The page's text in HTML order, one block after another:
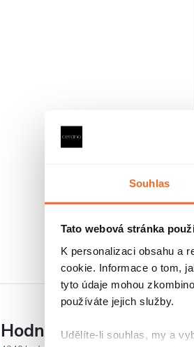
Souhlas
Tato webová stránka
K personalizaci obsahu a
cookie. Informace o tom,
tyto údaje mohou
používáte jejich služby.
Udělíte-li souhlas, my a
Hodnocení zákazníků